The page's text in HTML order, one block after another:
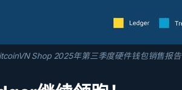
Shop 2025年第三季度硬件钱包销售报告